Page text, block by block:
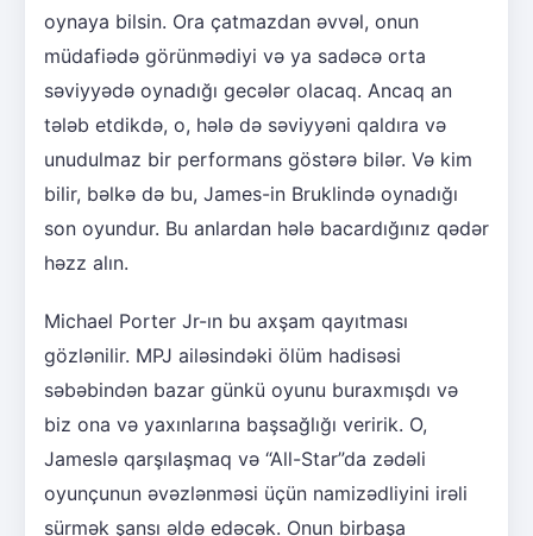
oynaya bilsin. Ora çatmazdan əvvəl, onun
müdafiədə görünmədiyi və ya sadəcə orta
səviyyədə oynadığı gecələr olacaq. Ancaq an
tələb etdikdə, o, hələ də səviyyəni qaldıra və
unudulmaz bir performans göstərə bilər. Və kim
bilir, bəlkə də bu, James-in Bruklində oynadığı
son oyundur. Bu anlardan hələ bacardığınız qədər
həzz alın.
Michael Porter Jr-ın bu axşam qayıtması
gözlənilir. MPJ ailəsindəki ölüm hadisəsi
səbəbindən bazar günkü oyunu buraxmışdı və
biz ona və yaxınlarına başsağlığı veririk. O,
Jameslə qarşılaşmaq və “All-Star”da zədəli
oyunçunun əvəzlənməsi üçün namizədliyini irəli
sürmək şansı əldə edəcək. Onun birbaşa